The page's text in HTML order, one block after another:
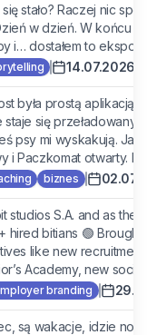
stało? Raczej nic
w dzień. W końcu
i… dostałem to
14.07.2026
była prostą aplikacją
się
psy mi wyskakują. Jak
i Paczkomat otwarty.
biznes
studios S.A. and as
hired bitians 🟢
like new
Academy, new
branding
są wakacje, idzie